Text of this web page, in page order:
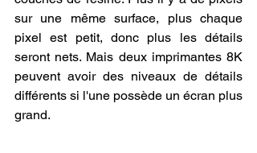
sur une même surface, plus chaque
pixel est petit, donc plus les détails
seront nets. Mais deux imprimantes 8K
peuvent avoir des niveaux de détails
différents si l'une possède un écran plus
grand.